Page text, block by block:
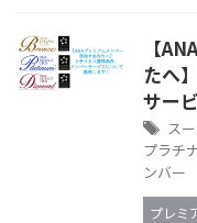
【
たへ
サー
ス
プラチ
ンバー
プレミ